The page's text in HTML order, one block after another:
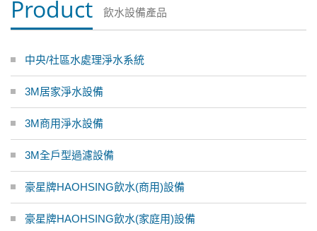
Product 飲水設備產品
中央/社區水處理淨水系統
3M居家淨水設備
3M商用淨水設備
3M全戶型過濾設備
豪星牌HAOHSING飲水(商用)設備
豪星牌HAOHSING飲水(家庭用)設備